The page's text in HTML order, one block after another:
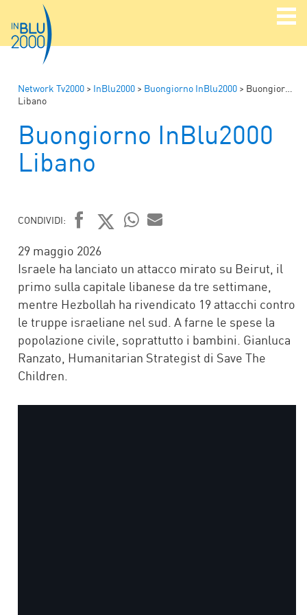
Network Tv2000 > InBlu2000 > Buongiorno InBlu2000 > Buongiorno InBlu2000
Libano
Buongiorno InBlu2000
Libano
CONDIVIDI:
FACEBOOK
TWITTER
29 maggio 2026
Israele ha lanciato un attacco mirato su Beirut, il
primo sulla capitale libanese da tre settimane,
mentre Hezbollah ha rivendicato 19 attacchi contro
le truppe israeliane nel sud. A farne le spese la
popolazione civile, soprattutto i bambini. Gianluca
Ranzato, Humanitarian Strategist di Save The
Children.